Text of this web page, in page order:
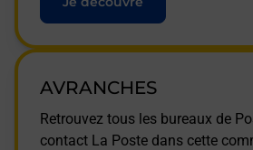
AVRANCHES
Retrouvez tous les bureaux de
contact La Poste dans cette